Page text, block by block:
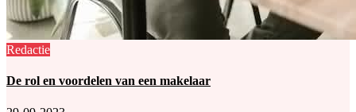
Redactie
De rol en voordelen van een makelaar